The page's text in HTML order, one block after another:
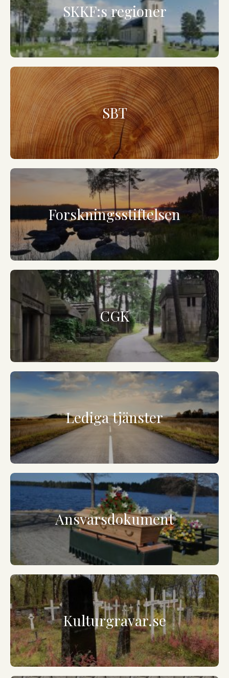
SKKF:s regioner
SBT
Forskningsstiftelsen
CGK
Lediga tjänster
Ansvarsdokument
Kulturgravar.se